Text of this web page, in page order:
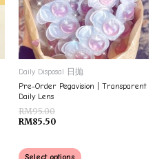
Daily Disposal 日抛
Pre-Order Pegavision | Transparent
Daily Lens
RM95.00
RM85.50
Select options